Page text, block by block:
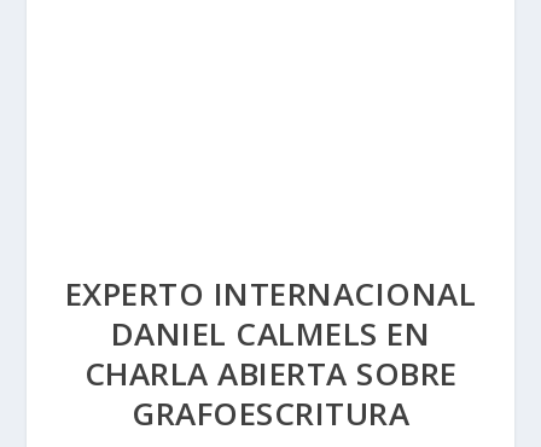
EXPERTO INTERNACIONAL
DANIEL CALMELS EN
CHARLA ABIERTA SOBRE
GRAFOESCRITURA